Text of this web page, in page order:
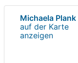
Michaela Plank
auf der Karte
anzeigen